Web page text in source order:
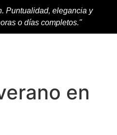
Puntualidad, elegancia y
o días completos."
en